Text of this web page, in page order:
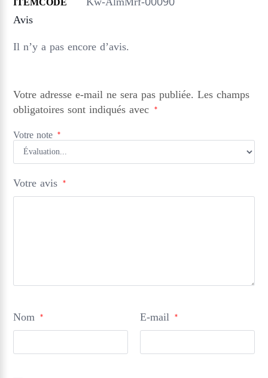
Avis
Il n’y a pas encore d’avis.
Votre adresse e-mail ne sera pas publiée. Les champs
obligatoires sont indiqués avec *
Votre note *
Votre avis *
Nom * E-mail *